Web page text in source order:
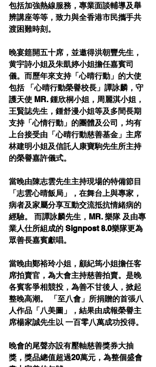
包括加強熱線服務，專業面談輔導及舉
辨講座等等，致力與全香港市民攜手共
渡困難時刻。
晚宴筵開五十席，並邀得洪朝豐先生，
黄宇詩小姐及朱凱婷小姐擔任嘉賓司
儀。而歷年來支持「心晴行動」的大使
包括 「心晴行動榮譽校長」譚詠麟，守
護天使 MR. 鍾欣桐小姐，周麗淇小姐，
王賢誌先生，鍾舒漫小姐等及多間長期
支持「心情行動」的團體及公司，均有
上台接受由「心晴行動慈善基金」主席
林建明小姐及信託人康寶駒先生所主持
的榮譽嘉許儀式。
當晚由陳志雲先生主持現場的特備節目
「志雲心晴飯局」，在舞台上與專家，
病者及家屬分享互動交流抵抗情緒病的
經驗。 而譚詠麟先生，MR. 樂隊 及由專
業人仕所組成的 Signpost 8.0樂隊更為
眾善長嘉賓獻唱。
當晚由鄭裕玲小姐，顧紀筠小姐擔任客
席拍賣官，為大會主持慈善拍賣。是晚
各賓客爭相競投，為善不甘後人，掀起
整晚高潮。 「至八會」所捐贈的首張八
人作品「八美圖」，結果由成報榮譽主
席楊家誠先生以 一百零八萬成功投得。
晚會的尾聲亦設有壓軸慈善獎券大抽
獎，獎品總值超過20萬元，為整個盛會